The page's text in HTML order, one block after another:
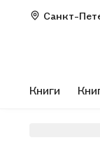
Санкт-
Книги